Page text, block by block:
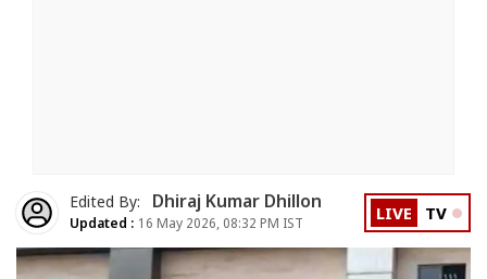
Edited By: Dhiraj Kumar Dhillon
Updated : 16 May 2026, 08:32 PM IST LIVE TV